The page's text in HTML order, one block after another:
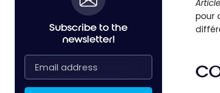
pour
Subscribe to the
newsletter!